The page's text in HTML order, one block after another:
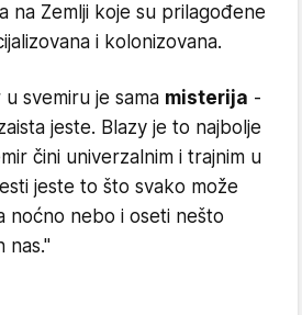
na Zemlji koje su prilagođene
i kolonizovana.
svemiru je sama misterija -
jeste. Blazy je to najbolje
čini univerzalnim i trajnim u
jeste to što svako može
noćno nebo i oseti nešto
nas."